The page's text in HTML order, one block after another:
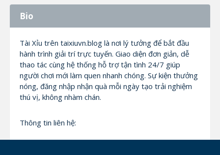
Bio
Tài Xỉu trên taixiuvn.blog là nơi lý tưởng để bắt đầu
hành trình giải trí trực tuyến. Giao diện đơn giản, dễ
thao tác cùng hệ thống hỗ trợ tận tình 24/7 giúp
người chơi mới làm quen nhanh chóng. Sự kiện thưởng
nóng, đăng nhập nhận quà mỗi ngày tạo trải nghiệm
thú vị, không nhàm chán.
Thông tin liên hệ: